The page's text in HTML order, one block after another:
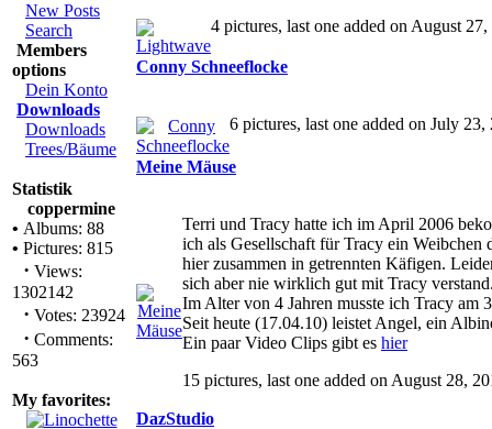
New Posts
Search
Members
options
Dein Konto
Downloads
Downloads
Trees/Bäume
Statistik
coppermine
• Albums: 88
• Pictures: 815
· Views:
1302142
· Votes: 23924
· Comments:
563
My favorites:
4 pictures, last one added on August 27,
Conny Schneeflocke
6 pictures, last one added on July 23,
Meine Mäuse
Terri und Tracy hatte ich im April 2006
ich als Gesellschaft für Tracy ein
hier zusammen in getrennten Käfigen.
sich aber nie wirklich gut mit Tracy
Im Alter von 4 Jahren musste ich Tracy am
Seit heute (17.04.10) leistet Angel, ein
Ein paar Video Clips gibt es hier
15 pictures, last one added on August 28,
DazStudio